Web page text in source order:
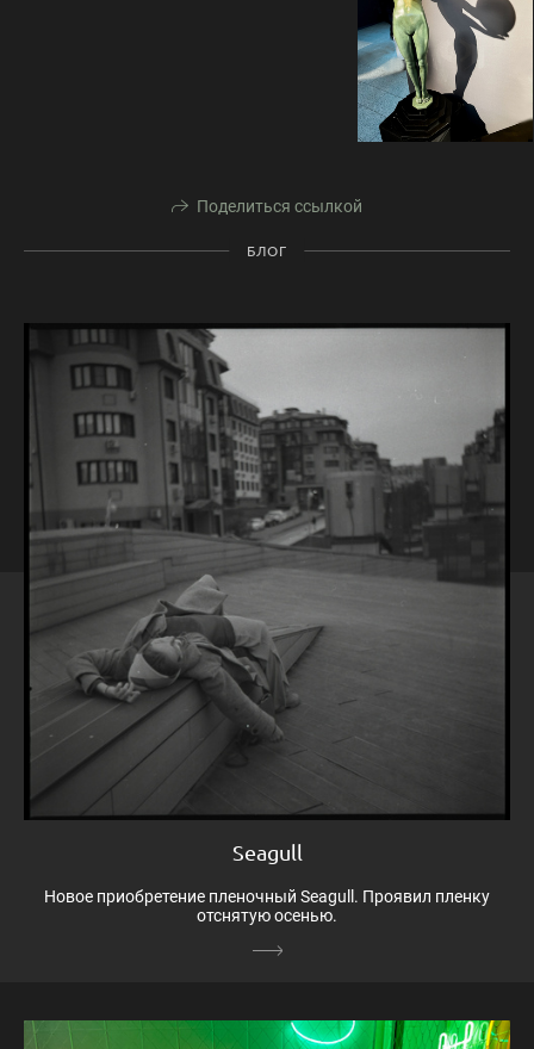
Поделиться ссылкой
БЛОГ
Seagull
Новое приобретение пленочный Seagull. Проявил пленку
отснятую осенью.